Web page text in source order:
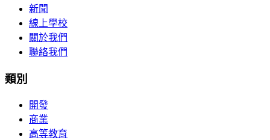
新聞
線上學校
關於我們
聯絡我們
類別
開發
商業
高等教育